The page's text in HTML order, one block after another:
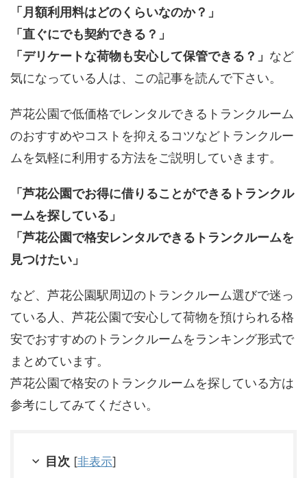
「月額利用料はどのくらいなのか？」
「直ぐにでも契約できる？」
「デリケートな荷物も安心して保管できる？」 など
気になっている人は、この記事を読んで下さい。
芦花公園で低価格でレンタルできるトランクルーム
のおすすめやコストを抑えるコツなどトランクルー
ムを気軽に利用する方法をご説明していきます。
「芦花公園でお得に借りることができるトランクル
ームを探している」
「芦花公園で格安レンタルできるトランクルームを
見つけたい」
など、芦花公園駅周辺のトランクルーム選びで迷っ
ている人、芦花公園で安心して荷物を預けられる格
安でおすすめのトランクルームをランキング形式で
まとめています。
芦花公園で格安のトランクルームを探している方は
参考にしてみてください。
目次 [非表示]